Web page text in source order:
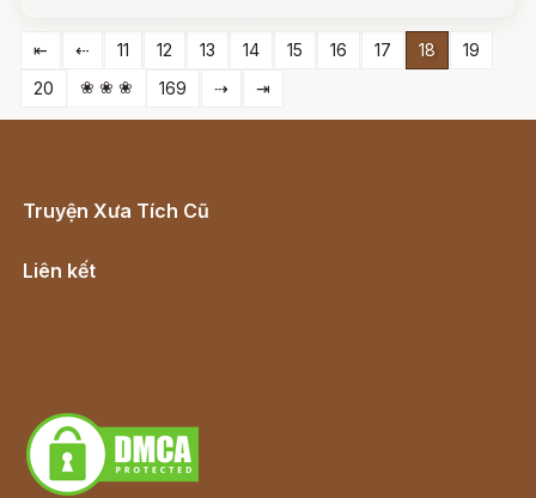
⇤ ⇠ 11 12 13 14 15 16 17 18
19
20
❀ ❀ ❀ 169 ⇢ ⇥
Truyện Xưa Tích Cũ
Liên kết